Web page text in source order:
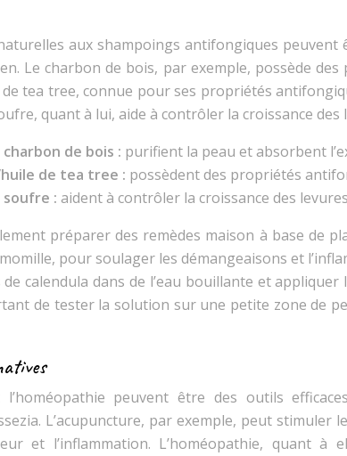
aux shampoings antifongiques
Le charbon de bois, par exemple, possède
de tea tree, connue pour ses propriétés
quant à lui, aide à contrôler la croissance
de bois : purifient la peau et absorbent
de tea tree : possèdent des propriétés
soufre : aident à contrôler la croissance des
préparer des remèdes maison à base de
pour soulager les démangeaisons et
calendula dans de l’eau bouillante et
de tester la solution sur une petite zone de
l’homéopathie peuvent être des outils
L’acupuncture, par exemple, peut stimuler
et l’inflammation. L’homéopathie, quant à